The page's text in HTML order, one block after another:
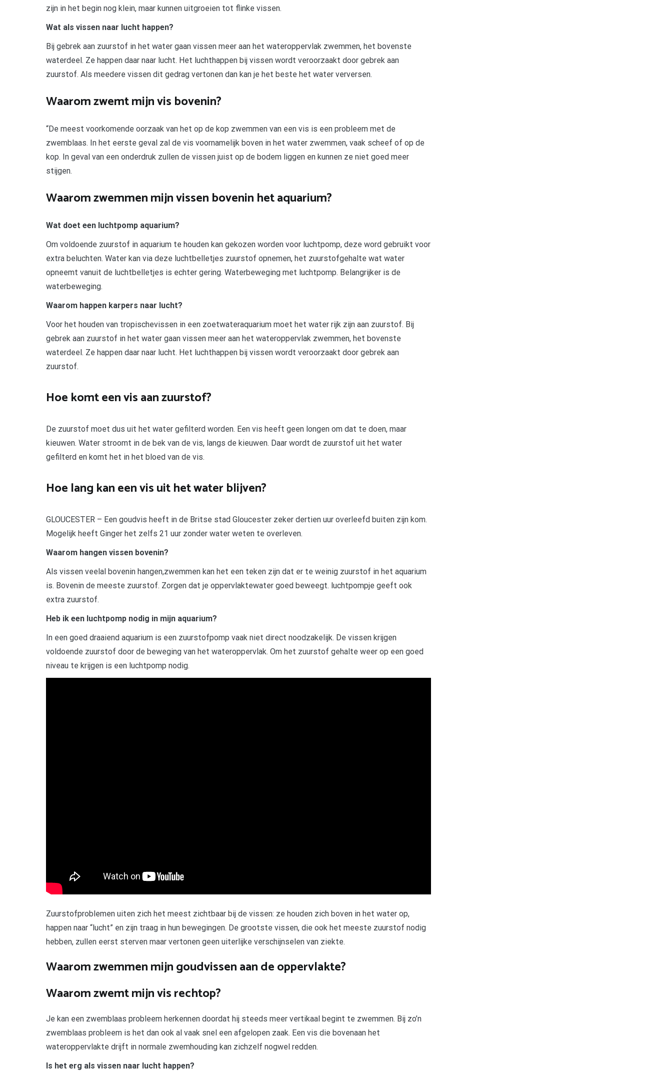
zijn in het begin nog klein, maar kunnen uitgroeien tot flinke vissen.
Wat als vissen naar lucht happen?
Bij gebrek aan zuurstof in het water gaan vissen meer aan het wateroppervlak zwemmen, het bovenste
waterdeel. Ze happen daar naar lucht. Het luchthappen bij vissen wordt veroorzaakt door gebrek aan
zuurstof. Als meedere vissen dit gedrag vertonen dan kan je het beste het water verversen.
Waarom zwemt mijn vis bovenin?
“De meest voorkomende oorzaak van het op de kop zwemmen van een vis is een probleem met de
zwemblaas. In het eerste geval zal de vis voornamelijk boven in het water zwemmen, vaak scheef of op de
kop. In geval van een onderdruk zullen de vissen juist op de bodem liggen en kunnen ze niet goed meer
stijgen.
Waarom zwemmen mijn vissen bovenin het aquarium?
Wat doet een luchtpomp aquarium?
Om voldoende zuurstof in aquarium te houden kan gekozen worden voor luchtpomp, deze word gebruikt voor
extra beluchten. Water kan via deze luchtbelletjes zuurstof opnemen, het zuurstofgehalte wat water
opneemt vanuit de luchtbelletjes is echter gering. Waterbeweging met luchtpomp. Belangrijker is de
waterbeweging.
Waarom happen karpers naar lucht?
Voor het houden van tropischevissen in een zoetwateraquarium moet het water rijk zijn aan zuurstof. Bij
gebrek aan zuurstof in het water gaan vissen meer aan het wateroppervlak zwemmen, het bovenste
waterdeel. Ze happen daar naar lucht. Het luchthappen bij vissen wordt veroorzaakt door gebrek aan
zuurstof.
Hoe komt een vis aan zuurstof?
De zuurstof moet dus uit het water gefilterd worden. Een vis heeft geen longen om dat te doen, maar
kieuwen. Water stroomt in de bek van de vis, langs de kieuwen. Daar wordt de zuurstof uit het water
gefilterd en komt het in het bloed van de vis.
Hoe lang kan een vis uit het water blijven?
GLOUCESTER – Een goudvis heeft in de Britse stad Gloucester zeker dertien uur overleefd buiten zijn kom.
Mogelijk heeft Ginger het zelfs 21 uur zonder water weten te overleven.
Waarom hangen vissen bovenin?
Als vissen veelal bovenin hangen,zwemmen kan het een teken zijn dat er te weinig zuurstof in het aquarium
is. Bovenin de meeste zuurstof. Zorgen dat je oppervlaktewater goed beweegt. luchtpompje geeft ook
extra zuurstof.
Heb ik een luchtpomp nodig in mijn aquarium?
In een goed draaiend aquarium is een zuurstofpomp vaak niet direct noodzakelijk. De vissen krijgen
voldoende zuurstof door de beweging van het wateroppervlak. Om het zuurstof gehalte weer op een goed
niveau te krijgen is een luchtpomp nodig.
Zuurstofproblemen uiten zich het meest zichtbaar bij de vissen: ze houden zich boven in het water op,
happen naar “lucht” en zijn traag in hun bewegingen. De grootste vissen, die ook het meeste zuurstof nodig
hebben, zullen eerst sterven maar vertonen geen uiterlijke verschijnselen van ziekte.
Waarom zwemmen mijn goudvissen aan de oppervlakte?
Waarom zwemt mijn vis rechtop?
Je kan een zwemblaas probleem herkennen doordat hij steeds meer vertikaal begint te zwemmen. Bij zo’n
zwemblaas probleem is het dan ook al vaak snel een afgelopen zaak. Een vis die bovenaan het
wateroppervlakte drijft in normale zwemhouding kan zichzelf nogwel redden.
Is het erg als vissen naar lucht happen?